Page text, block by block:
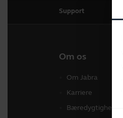
Support
Om os
Om Jabra
Karriere
Bæredygtighed